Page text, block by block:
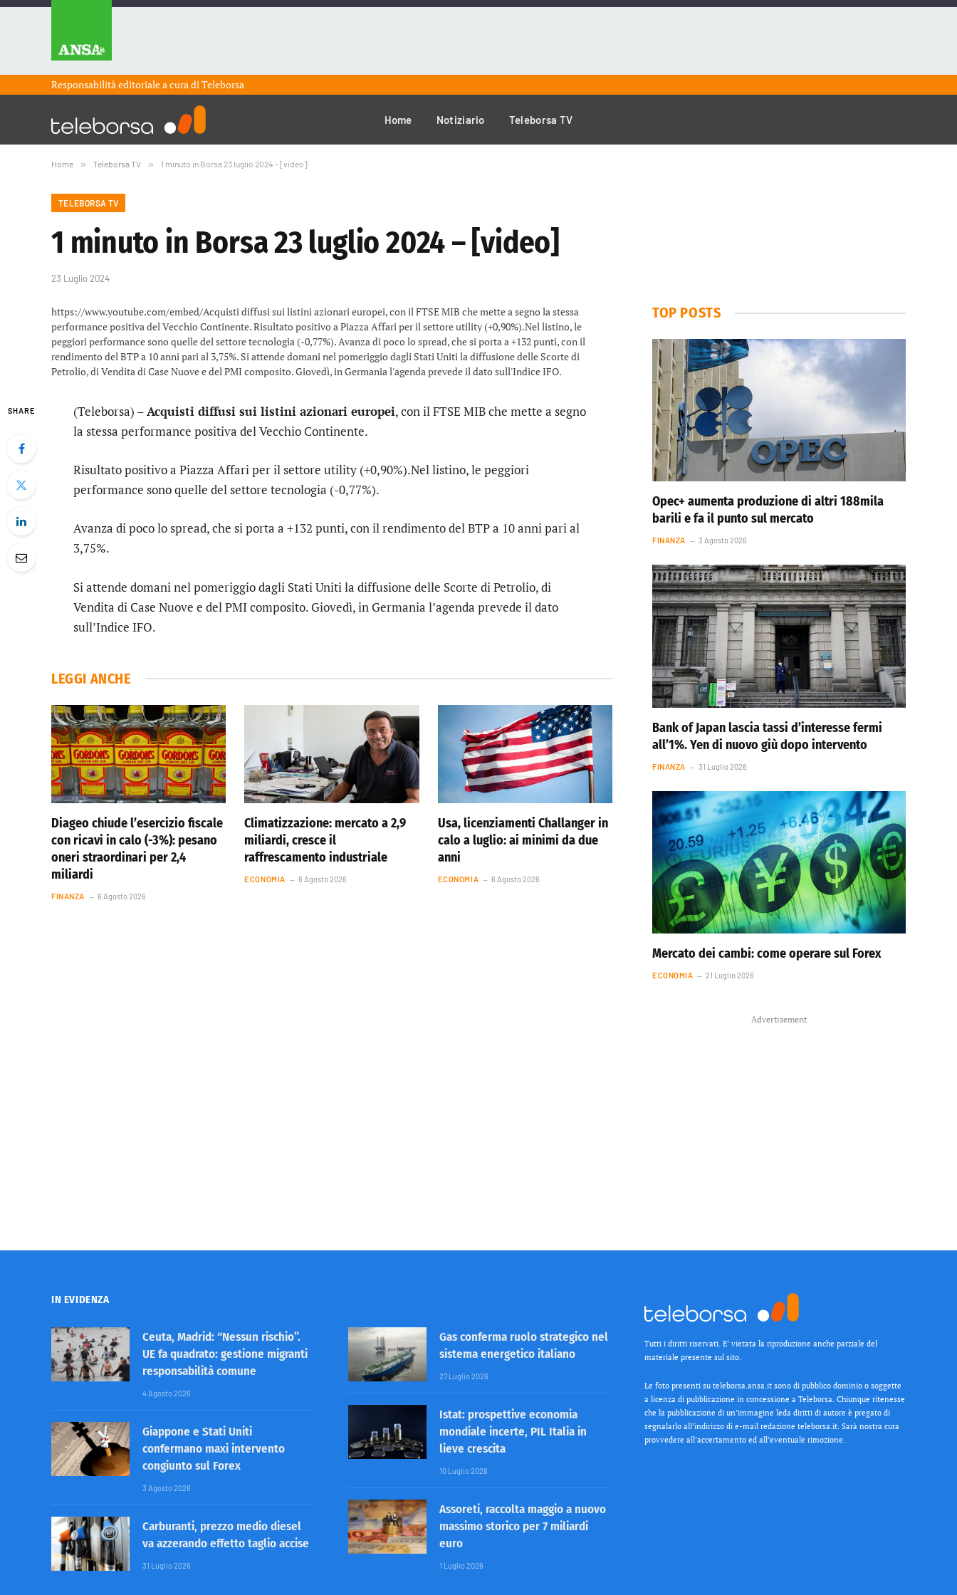
Responsabilità editoriale a cura diTeleborsa
Home Notiziario Teleborsa TV
Home » Teleborsa TV » 1 minuto in Borsa 23 luglio 2024 – [video]
TELEBORSA TV
1 minuto in Borsa 23 luglio 2024 – [video]
23 Luglio 2024
https://www.youtube.com/embed/Acquisti diffusi sui listini azionari europei, con il FTSE MIB che mette a segno la stessa
performance positiva del Vecchio Continente. Risultato positivo a Piazza Affari per il settore utility (+0,90%).Nel listino, le
peggiori performance sono quelle del settore tecnologia (-0,77%). Avanza di poco lo spread, che si porta a +132 punti, con il
rendimento del BTP a 10 anni pari al 3,75%. Si attende domani nel pomeriggio dagli Stati Uniti la diffusione delle Scorte di
Petrolio, di Vendita di Case Nuove e del PMI composito. Giovedì, in Germania l'agenda prevede il dato sull'Indice IFO.
SHARE (Teleborsa) –Acquisti diffusi sui listini azionari europei, con ilFTSE MIBche mette a segno
la stessa performance positiva del Vecchio Continente.
Risultato positivo a Piazza Affari per il settore utility (+0,90%).Nel listino, le peggiori
performance sono quelle del settore tecnologia (-0,77%).
Avanza di poco lospread, che si porta a +132 punti, con il rendimento del BTP a 10 anni pari al
3,75%.
Si attende domani nel pomeriggio dagli Stati Uniti la diffusione delle Scorte di Petrolio, di
Vendita di Case Nuove e del PMI composito. Giovedì, in Germania l’agenda prevede il dato
sull’Indice IFO.
LEGGI ANCHE
Diageo chiude l’esercizio fiscale
con ricavi in calo (-3%): pesano
oneri straordinari per 2,4
miliardi
FINANZA 6 Agosto 2026
Climatizzazione: mercato a 2,9
miliardi, cresce il
raffrescamento industriale
ECONOMIA 6 Agosto 2026
Usa, licenziamenti Challanger in
calo a luglio: ai minimi da due
anni
ECONOMIA 6 Agosto 2026
TOP POSTS
Opec+ aumenta produzione di altri 188mila
barili e fa il punto sul mercato
FINANZA 3 Agosto 2026
Bank of Japan lascia tassi d’interesse fermi
all’1%. Yen di nuovo giù dopo intervento
FINANZA 31 Luglio 2026
Mercato dei cambi: come operare sul Forex
ECONOMIA 21 Luglio 2026
Advertisement
IN EVIDENZA
Ceuta, Madrid: “Nessun rischio”.
UE fa quadrato: gestione migranti
responsabilità comune
4 Agosto 2026
Giappone e Stati Uniti
confermano maxi intervento
congiunto sul Forex
3 Agosto 2026
Carburanti, prezzo medio diesel
va azzerando effetto taglio accise
31 Luglio 2026
Gas conferma ruolo strategico nel
sistema energetico italiano
27 Luglio 2026
Istat: prospettive economia
mondiale incerte, PIL Italia in
lieve crescita
10 Luglio 2026
Assoreti, raccolta maggio a nuovo
massimo storico per 7 miliardi
euro
1 Luglio 2026
Tutti i diritti riservati. E’ vietata la riproduzione anche parziale del
materiale presente sul sito.
Le foto presenti su teleborsa.ansa.it sono di pubblico dominio o soggette
a licenza di pubblicazione in concessione a Teleborsa. Chiunque ritenesse
che la pubblicazione di un’immagine leda diritti di autore è pregato di
segnalarlo all’indirizzo di e-mail redazione teleborsa.it. Sarà nostra cura
provvedere all’accertamento ed all’eventuale rimozione.